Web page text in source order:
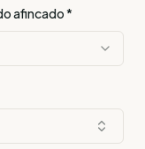
afincado*